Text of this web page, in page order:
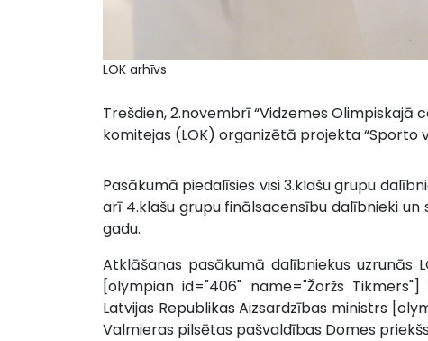
LOK arhīvs
Trešdien, 2.novembrī “Vidzemes
komitejas (LOK) organizētā projekta “Sporto
Pasākumā piedalīsies visi 3.klašu grupu
arī 4.klašu grupu finālsacensību dalībnieki
gadu.
Atklāšanas pasākumā dalībniekus uzrunās
[olympian id="406" name="Žoržs
Latvijas Republikas Aizsardzības ministrs
Valmieras pilsētas pašvaldības Domes